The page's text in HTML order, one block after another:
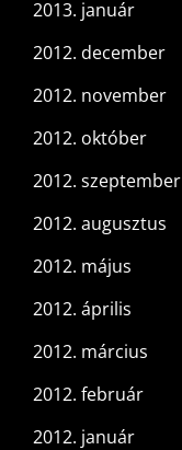
2013. január
2012. december
2012. november
2012. október
2012. szeptember
2012. augusztus
2012. május
2012. április
2012. március
2012. február
2012. január